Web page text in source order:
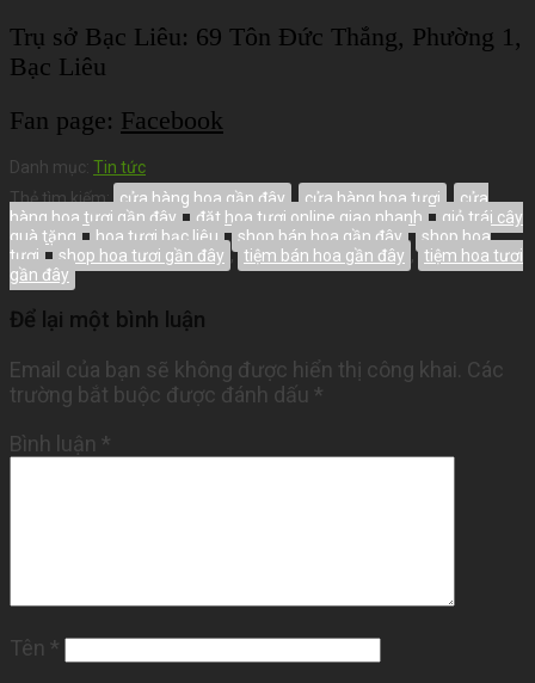
Trụ sở Bạc Liêu: 69 Tôn Đức Thắng, Phường 1,
Bạc Liêu
Fan page: Facebook
Danh mục: Tin tức
Thẻ tìm kiếm: cửa hàng hoa gần đây , cửa hàng hoa tươi , cửa
hàng hoa tươi gần đây , đặt hoa tươi online giao nhanh , giỏ trái cây
quà tặng , hoa tươi bạc liêu , shop bán hoa gần đây , shop hoa
tươi , shop hoa tươi gần đây , tiệm bán hoa gần đây , tiệm hoa tươi
gần đây
Để lại một bình luận
Email của bạn sẽ không được hiển thị công khai. Các
trường bắt buộc được đánh dấu *
Bình luận *
Tên *